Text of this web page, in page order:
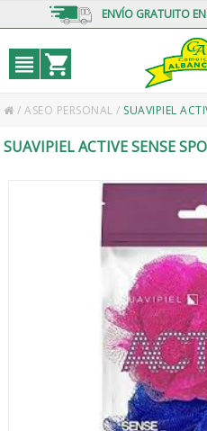
ENVÍO GRATUITO
/ASEO PERSONAL/ SUAVIPIEL
SUAVIPIEL ACTIVE SENSE